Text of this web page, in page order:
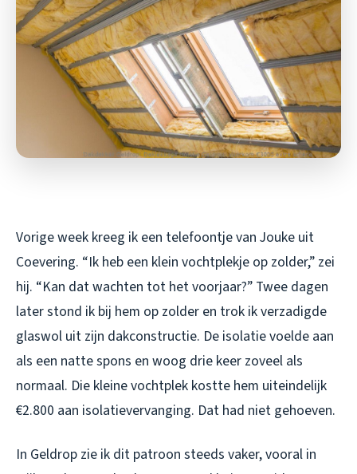
Vorige week kreeg ik een telefoontje van Jouke uit
Coevering. “Ik heb een klein vochtplekje op zolder,” zei
hij. “Kan dat wachten tot het voorjaar?” Twee dagen
later stond ik bij hem op zolder en trok ik verzadigde
glaswol uit zijn dakconstructie. De isolatie voelde aan
als een natte spons en woog drie keer zoveel als
normaal. Die kleine vochtplek kostte hem uiteindelijk
€2.800 aan isolatievervanging. Dat had niet gehoeven.
In Geldrop zie ik dit patroon steeds vaker, vooral in